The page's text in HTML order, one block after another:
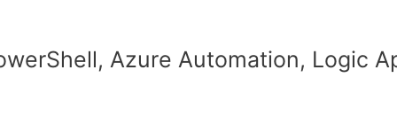
Azure Automation, Logic